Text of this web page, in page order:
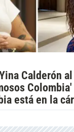
Calderón
está en la